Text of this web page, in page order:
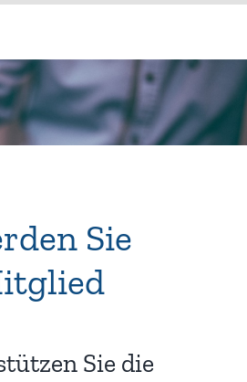
Sie
Sie die